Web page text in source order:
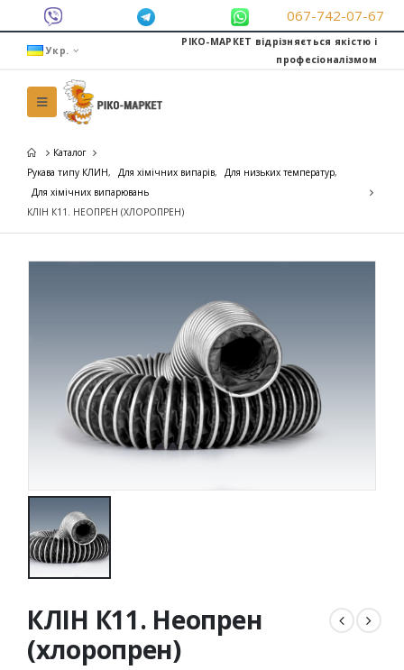
067-742-07-67
Укр.
РІКО-МАРКЕТ відрізняється якістю і
професіоналізмом
Каталог
Рукава типу КЛИН, Для хімічних випарів, Для низьких температур,
Для хімічних випарювань
КЛІН К11. НЕОПРЕН (ХЛОРОПРЕН)
КЛІН К11. Неопрен
(хлоропрен)